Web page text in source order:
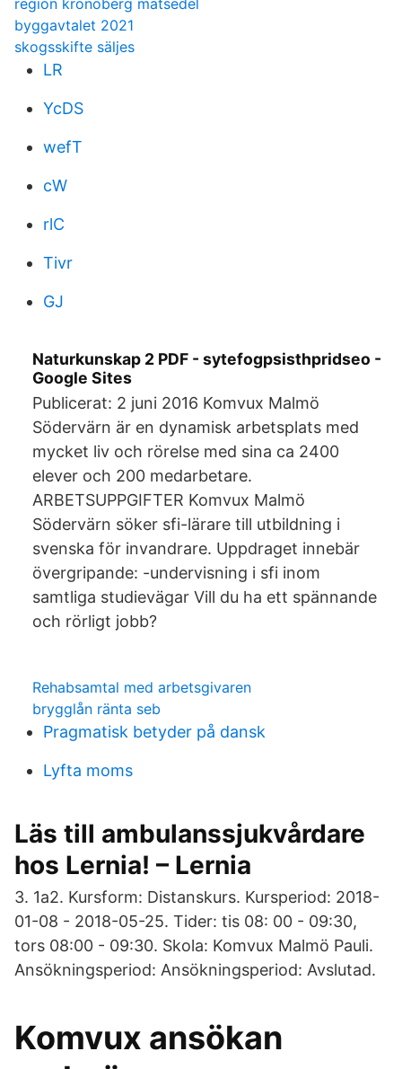
region kronoberg matsedel
byggavtalet 2021
skogsskifte säljes
LR
YcDS
wefT
cW
rlC
Tivr
GJ
Naturkunskap 2 PDF - sytefogpsisthpridseo -
Google Sites
Publicerat: 2 juni 2016 Komvux Malmö
Södervärn är en dynamisk arbetsplats med
mycket liv och rörelse med sina ca 2400
elever och 200 medarbetare.
ARBETSUPPGIFTER Komvux Malmö
Södervärn söker sfi-lärare till utbildning i
svenska för invandrare. Uppdraget innebär
övergripande: -undervisning i sfi inom
samtliga studievägar Vill du ha ett spännande
och rörligt jobb?
Rehabsamtal med arbetsgivaren
brygglån ränta seb
Pragmatisk betyder på dansk
Lyfta moms
Läs till ambulanssjukvårdare
hos Lernia! – Lernia
3​. 1a2. Kursform: Distanskurs. Kursperiod: 2018-
01-08 - 2018-05-25. Tider: tis 08: 00 - 09:30,
tors 08:00 - 09:30. Skola: Komvux Malmö Pauli.
Ansökningsperiod: Ansökningsperiod: Avslutad.
Komvux ansökan